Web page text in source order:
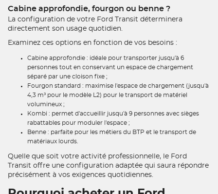
Cabine approfondie, fourgon ou benne ?
La configuration de votre Ford Transit déterminera
directement son usage quotidien.
Examinez ces options en fonction de vos besoins :
Cabine approfondie : idéale pour transporter jusqu'à 6
personnes tout en conservant un espace de chargement
séparé par une cloison fixe ;
Fourgon standard : maximise l'espace de chargement (jusqu'à
4,3 m³ pour le modèle L2) pour le transport de matériel
volumineux ;
Kombi : permet d'accueillir jusqu'à 9 personnes avec sièges
rabattables pour moduler l'espace ;
Benne : parfaite pour les métiers du BTP et le transport de
matériaux lourds.
Quelle que soit votre activité professionnelle, le Ford
Transit offre une configuration adaptée qui saura répondre
précisément à vos exigences quotidiennes.